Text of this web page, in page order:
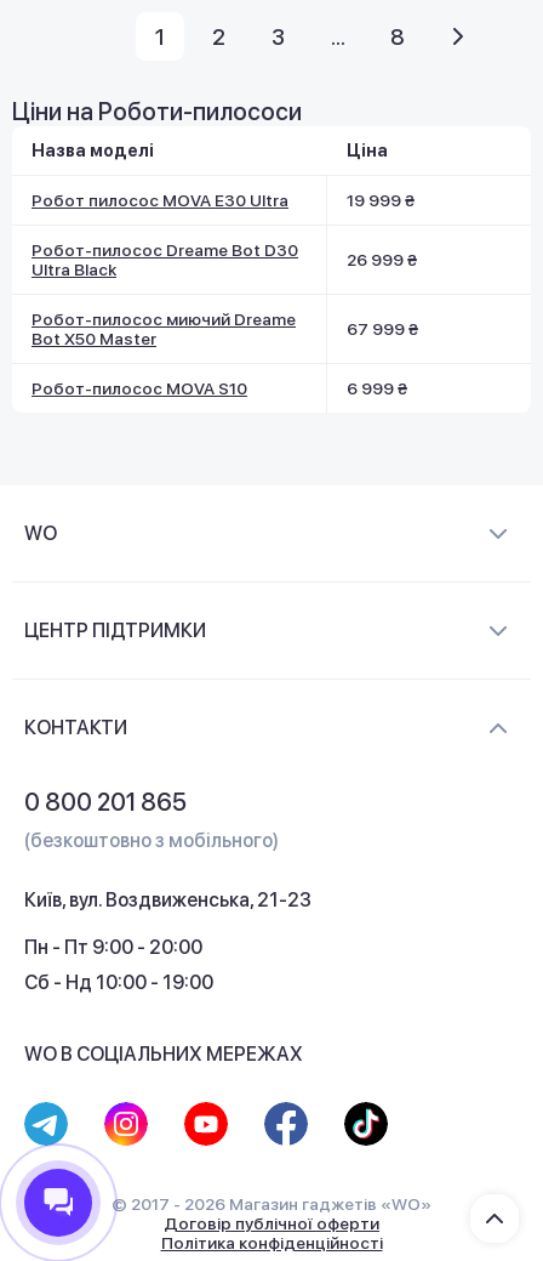
1 2 3 ... 8
Ціни на Роботи-пилососи
Назва моделі Ціна
Робот пилосос MOVA E30 Ultra 19 999 ₴
Робот-пилосос Dreame Bot D30
Ultra Black
26 999 ₴
Робот-пилосос миючий Dreame
Bot X50 Master
67 999 ₴
Робот-пилосос MOVA S10 6 999 ₴
WO
Контакти
ЦЕНТР ПІДТРИМКИ
Кешбек
КОНТАКТИ
0 800 201 865
(безкоштовно з мобільного)
Київ, вул. Воздвиженська, 21-23
Пн - Пт 9:00 - 20:00
Сб - Нд 10:00 - 19:00
WO В СОЦІАЛЬНИХ МЕРЕЖАХ
© 2017 - 2026 Магазин гаджетів «WO»
Договір публічної оферти
Політика конфіденційності